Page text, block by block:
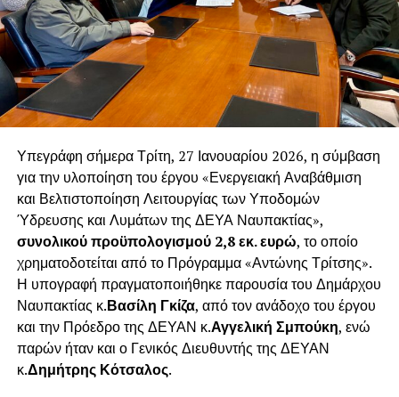
Υπεγράφη σήμερα Τρίτη, 27 Ιανουαρίου 2026, η σύμβαση
για την υλοποίηση του έργου «Ενεργειακή Αναβάθμιση
και Βελτιστοποίηση Λειτουργίας των Υποδομών
Ύδρευσης και Λυμάτων της ΔΕΥΑ Ναυπακτίας»,
συνολικού προϋπολογισμού 2,8 εκ. ευρώ, το οποίο
χρηματοδοτείται από το Πρόγραμμα «Αντώνης Τρίτσης».
Η υπογραφή πραγματοποιήθηκε παρουσία του Δημάρχου
Ναυπακτίας κ.Βασίλη Γκίζα, από τον ανάδοχο του έργου
και την Πρόεδρο της ΔΕΥΑΝ κ.Αγγελική Σμπούκη, ενώ
παρών ήταν και ο Γενικός Διευθυντής της ΔΕΥΑΝ
κ.Δημήτρης Κότσαλος.